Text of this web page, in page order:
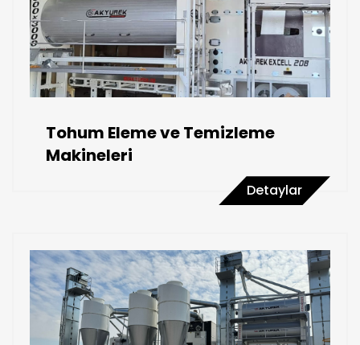
Tohum Eleme ve Temizleme
Makineleri
Detaylar